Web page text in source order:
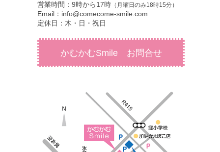
営業時間：9時から17時 （月曜日のみ18時15分）
Email：info@comecome-smile.com
定休日：木・日・祝日
かむかむSmile お問合せ